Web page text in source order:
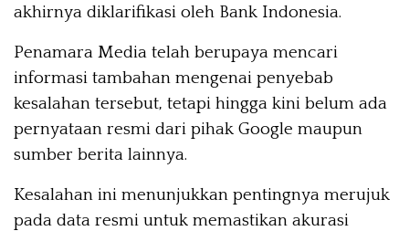
akhirnya diklarifikasi oleh Bank Indonesia.
Penamara Media telah berupaya mencari
informasi tambahan mengenai penyebab
kesalahan tersebut, tetapi hingga kini belum ada
pernyataan resmi dari pihak Google maupun
sumber berita lainnya.
Kesalahan ini menunjukkan pentingnya merujuk
pada data resmi untuk memastikan akurasi